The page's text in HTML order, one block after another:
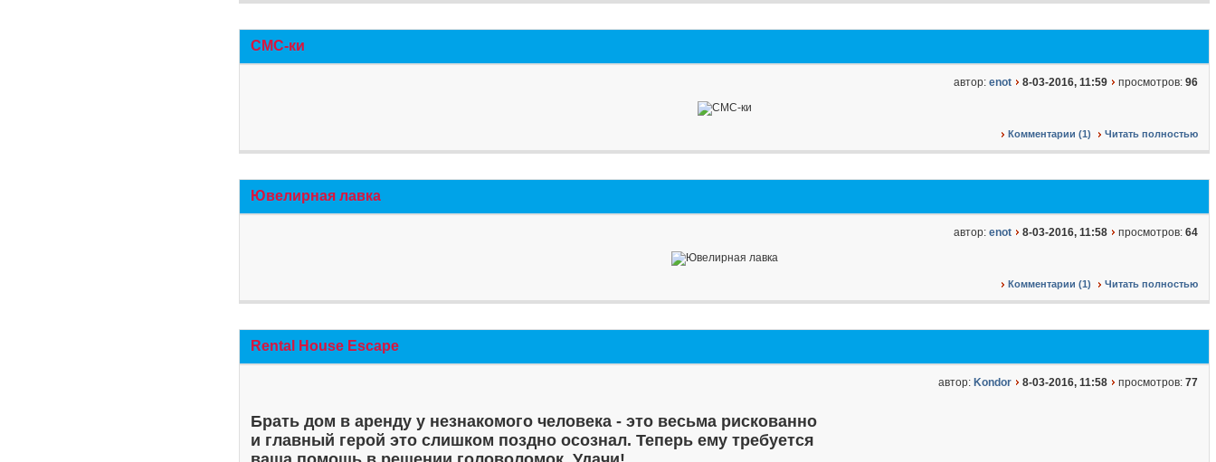
СМС-ки
автор: enot 8-03-2016, 11:59 просмотров: 96
Комментарии (1) Читать полностью
Ювелирная лавка
автор: enot 8-03-2016, 11:58 просмотров: 64
Комментарии (1) Читать полностью
Rental House Escape
автор: Kondor 8-03-2016, 11:58 просмотров: 77
Брать дом в аренду у незнакомого человека - это весьма рискованно
и главный герой это слишком поздно осознал. Теперь ему требуется